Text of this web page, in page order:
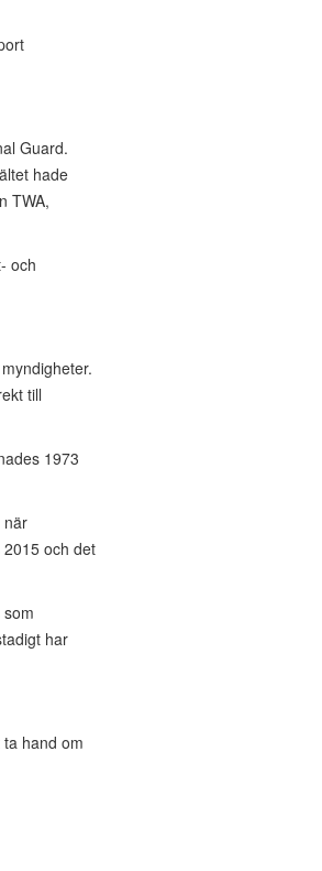
Guard.
hade
TWA,
och
till
1973
när
och det
har
hand om